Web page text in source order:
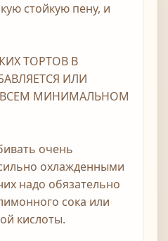
стойкую пену, и
ТОРТОВ В
ИЛИ
МИНИМАЛЬНОМ
очень
охлажденными
надо обязательно
сока или
кислоты.